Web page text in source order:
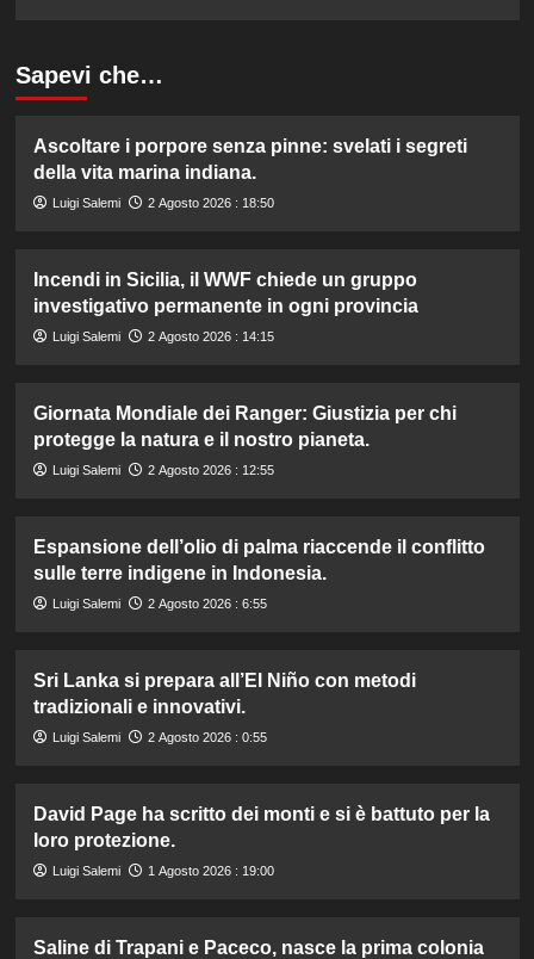
Sapevi che…
Ascoltare i porpore senza pinne: svelati i segreti
della vita marina indiana.
Luigi Salemi 2 Agosto 2026 : 18:50
Incendi in Sicilia, il WWF chiede un gruppo
investigativo permanente in ogni provincia
Luigi Salemi 2 Agosto 2026 : 14:15
Giornata Mondiale dei Ranger: Giustizia per chi
protegge la natura e il nostro pianeta.
Luigi Salemi 2 Agosto 2026 : 12:55
Espansione dell’olio di palma riaccende il conflitto
sulle terre indigene in Indonesia.
Luigi Salemi 2 Agosto 2026 : 6:55
Sri Lanka si prepara all’El Niño con metodi
tradizionali e innovativi.
Luigi Salemi 2 Agosto 2026 : 0:55
David Page ha scritto dei monti e si è battuto per la
loro protezione.
Luigi Salemi 1 Agosto 2026 : 19:00
Saline di Trapani e Paceco, nasce la prima colonia